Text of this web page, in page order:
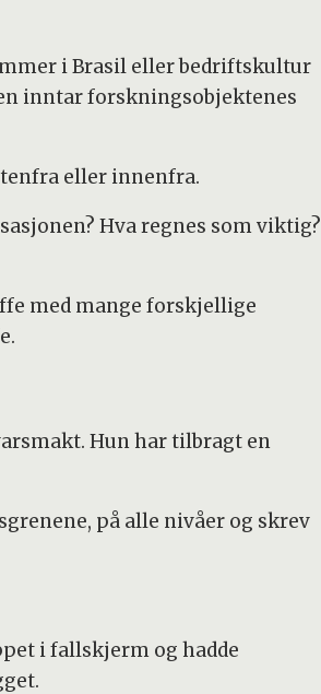
i Brasil eller bedriftskultur
inntar forskningsobjektenes
eller innenfra.
Hva regnes som viktig?
med mange forskjellige
Hun har tilbragt en
på alle nivåer og skrev
i fallskjerm og hadde